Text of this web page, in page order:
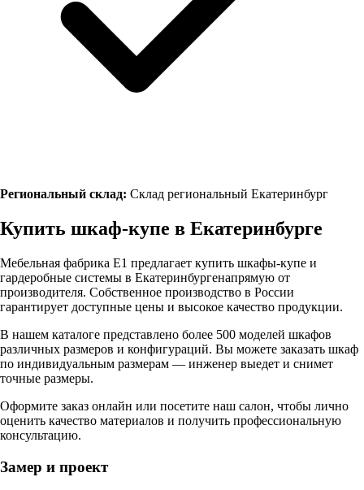
Региональный склад: Склад региональный Екатеринбург
Купить шкаф-купе в Екатеринбурге
Мебельная фабрика Е1 предлагает купить шкафы-купе и
гардеробные системы в Екатеринбургенапрямую от
производителя. Собственное производство в России
гарантирует доступные цены и высокое качество продукции.
В нашем каталоге представлено более 500 моделей шкафов
различных размеров и конфигураций. Вы можете заказать шкаф
по индивидуальным размерам — инженер выедет и снимет
точные размеры.
Оформите заказ онлайн или посетите наш салон, чтобы лично
оценить качество материалов и получить профессиональную
консультацию.
Замер и проект